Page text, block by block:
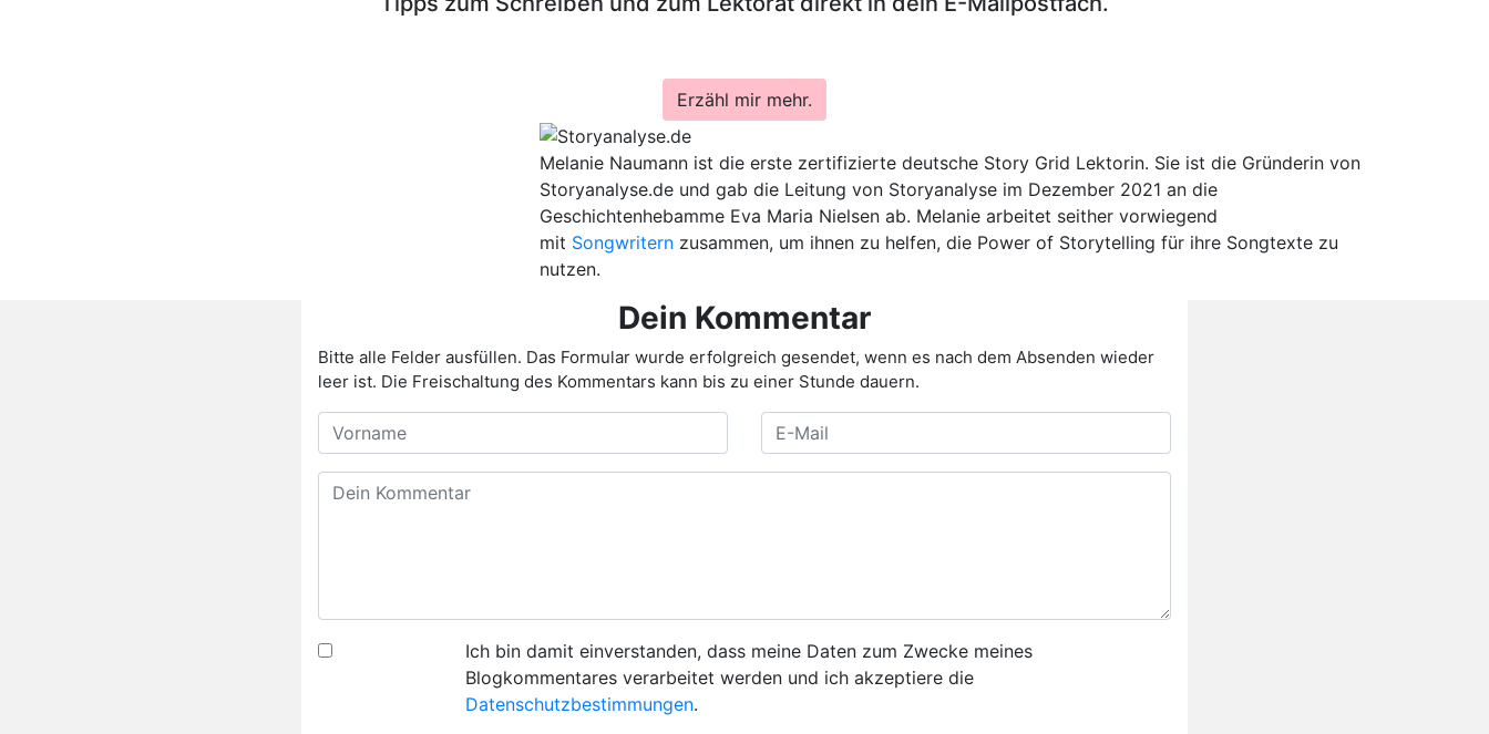
Erzähl mir mehr.
Melanie Naumann ist die erste zertifizierte deutsche Story Grid Lektorin. Sie ist die Gründerin von
Storyanalyse.de und gab die Leitung von Storyanalyse im Dezember 2021 an die
Geschichtenhebamme Eva Maria Nielsen ab. Melanie arbeitet seither vorwiegend
mit Songwriternzusammen, um ihnen zu helfen, die Power of Storytelling für ihre Songtexte zu
nutzen.
Dein Kommentar
Bitte alle Felder ausfüllen. Das Formular wurde erfolgreich gesendet, wenn es nach dem Absenden wieder
leer ist. Die Freischaltung des Kommentars kann bis zu einer Stunde dauern.
Ich bin damit einverstanden, dass meine Daten zum Zwecke meines
Blogkommentares verarbeitet werden und ich akzeptiere die
Datenschutzbestimmungen.